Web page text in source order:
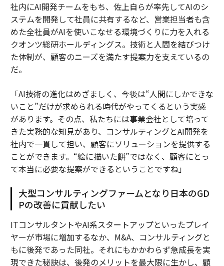
社内にAI開発チームをもち、佐上自らが率先してAIのシ
ステムを開発して社員に共有するなど、営業担当者も含
めた全社員がAIを使いこなせる環境づくりに力を入れる
クオンツ総研ホールディングス。技術と人間を結びつけ
た体制が、顧客のニーズを満たす提案力を支えているの
だ。
「AI技術の進化はめざましく、今後は“人間にしかできな
いこと”だけが求められる時代がやってくるという実感
があります。その点、私たちには事業会社として培って
きた実務的な知見があり、コンサルティングとAI開発を
社内で一貫して担い、顧客にソリューションを提供する
ことができます。“絵に描いた餅”ではなく、顧客にとっ
て本当に必要な提案ができるということですね」
大型コンサルティングファームとなり日本のGD
Pの改善に貢献したい
ITコンサルタントやAI系スタートアップといったプレイ
ヤーが市場に増加するなか、M&A、コンサルティングと
もに後発であった同社。それにもかかわらず急成長を実
現できた秘訣は、後発のメリットを最大限に生かし、顧